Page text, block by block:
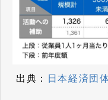
出典：
日本経済団